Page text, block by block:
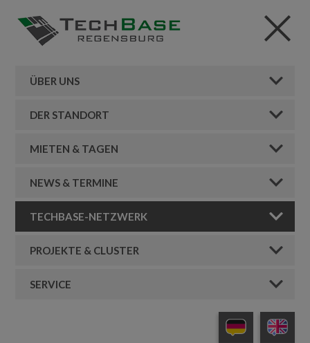
ÜBER UNS
DER STANDORT
MIETEN & TAGEN
NEWS & TERMINE
TECHBASE-NETZWERK
PROJEKTE & CLUSTER
SERVICE